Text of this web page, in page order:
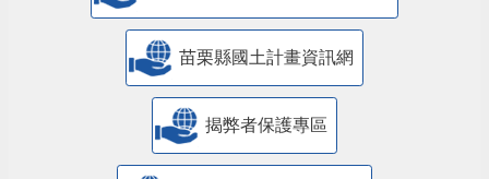
苗栗縣國土計畫資訊網
揭弊者保護專區